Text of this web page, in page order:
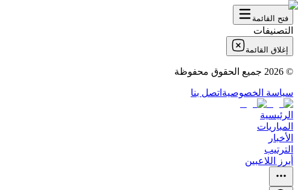
فتح القائمة
التصنيفات
إغلاق القائمة
©
2026 جميع الحقوق محفوظة
سياسة الخصوصية اتصل بنا
الرئيسية
المباريات
الأخبار
الترتيب
أبرز اللاعبين